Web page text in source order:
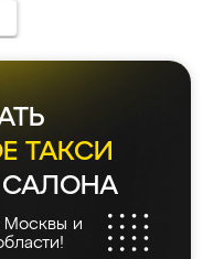
ТАКСИ
Москвы и